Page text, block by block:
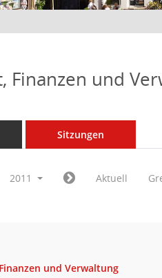
Finanzen und
Sitzungen
2011 Aktuell
und Verwaltung